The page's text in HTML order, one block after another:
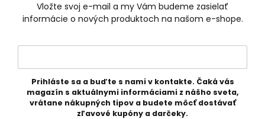
Vložte svoj e-mail a my Vám budeme zasielať
informácie o nových produktoch na našom e-shope.
Prihláste sa a buďte s nami v kontakte. Čaká vás
magazín s aktuálnymi informáciami z nášho sveta,
vrátane nákupných tipov a budete môcť dostávať
zľavové kupóny a darčeky.